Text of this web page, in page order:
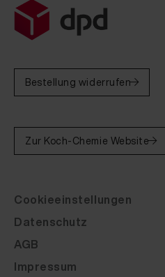
Bestellung widerrufen
Zur Koch-Chemie Website
Cookieeinstellungen
Datenschutz
AGB
Impressum